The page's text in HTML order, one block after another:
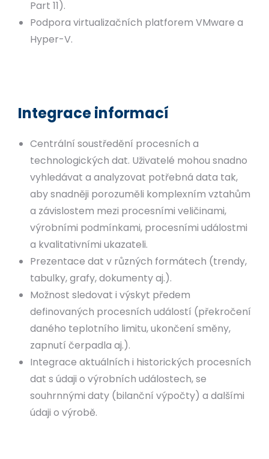
Part 11).
Podpora virtualizačních platforem VMware a
Hyper-V.
Integrace informací
Centrální soustředění procesních a
technologických dat. Uživatelé mohou snadno
vyhledávat a analyzovat potřebná data tak,
aby snadněji porozuměli komplexním vztahům
a závislostem mezi procesními veličinami,
výrobními podmínkami, procesními událostmi
a kvalitativními ukazateli.
Prezentace dat v různých formátech (trendy,
tabulky, grafy, dokumenty aj.).
Možnost sledovat i výskyt předem
definovaných procesních událostí (překročení
daného teplotního limitu, ukončení směny,
zapnutí čerpadla aj.).
Integrace aktuálních i historických procesních
dat s údaji o výrobních událostech, se
souhrnnými daty (bilanční výpočty) a dalšími
údaji o výrobě.